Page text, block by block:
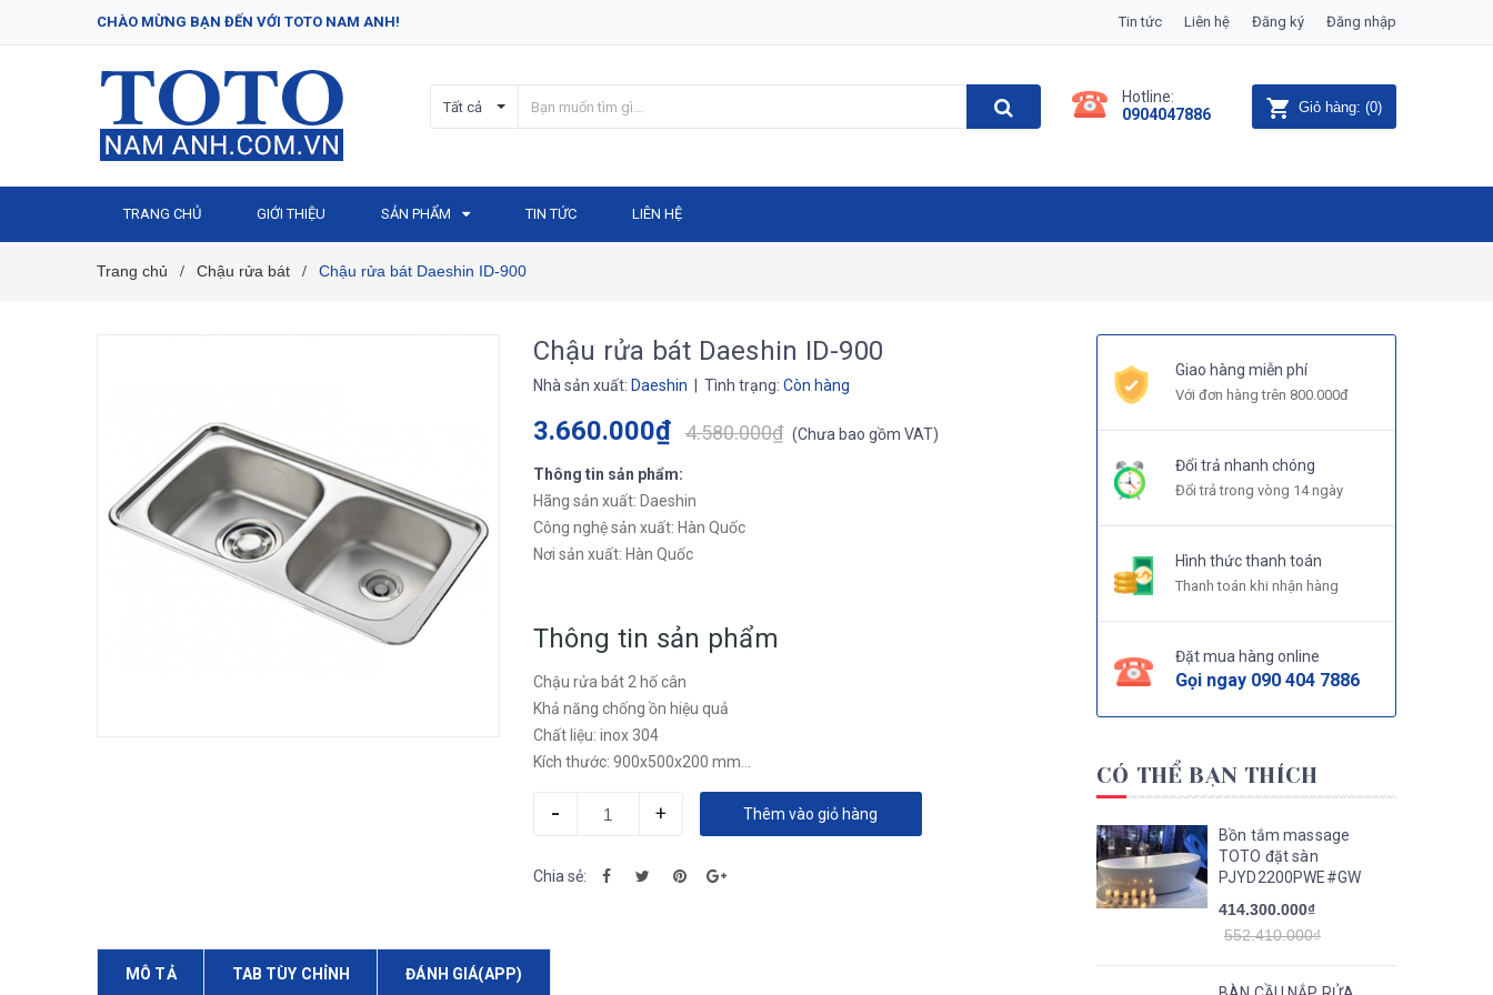
CHÀO MỪNG BẠN ĐẾN VỚI TOTO NAM ANH! Tin tức Liên hệ Đăng ký Đăng nhập
Tất cả
Hotline:
0904047886
Giỏ hàng: (0)
TRANG CHỦ GIỚI THIỆU SẢN PHẨM TIN TỨC LIÊN HỆ
Trang chủ / Chậu rửa bát / Chậu rửa bát Daeshin ID-900
Chậu rửa bát Daeshin ID-900
Nhà sản xuất: Daeshin | Tình trạng: Còn hàng
3.660.000₫ 4.580.000₫ (Chưa bao gồm VAT)
Thông tin sản phẩm:
Hãng sản xuất: Daeshin
Công nghệ sản xuất: Hàn Quốc
Nơi sản xuất: Hàn Quốc
Thông tin sản phẩm
Chậu rửa bát 2 hố cân
Khả năng chống ồn hiệu quả
Chất liệu: inox 304
Kích thước: 900x500x200 mm
KT hố cân : 400×390 và 400x390mm
- + Thêm vào giỏ hàng
Chia sẻ:
MÔ TẢ TAB TÙY CHỈNH ĐÁNH GIÁ(APP)
Giao hàng miễn phí
Với đơn hàng trên 800.000đ
Đổi trả nhanh chóng
Đổi trả trong vòng 14 ngày
Hình thức thanh toán
Thanh toán khi nhận hàng
Đặt mua hàng online
Gọi ngay 090 404 7886
CÓ THỂ BẠN THÍCH
Bồn tắm massage
TOTO đặt sàn
PJYD2200PWE#GW
414.300.000₫
552.410.000₫